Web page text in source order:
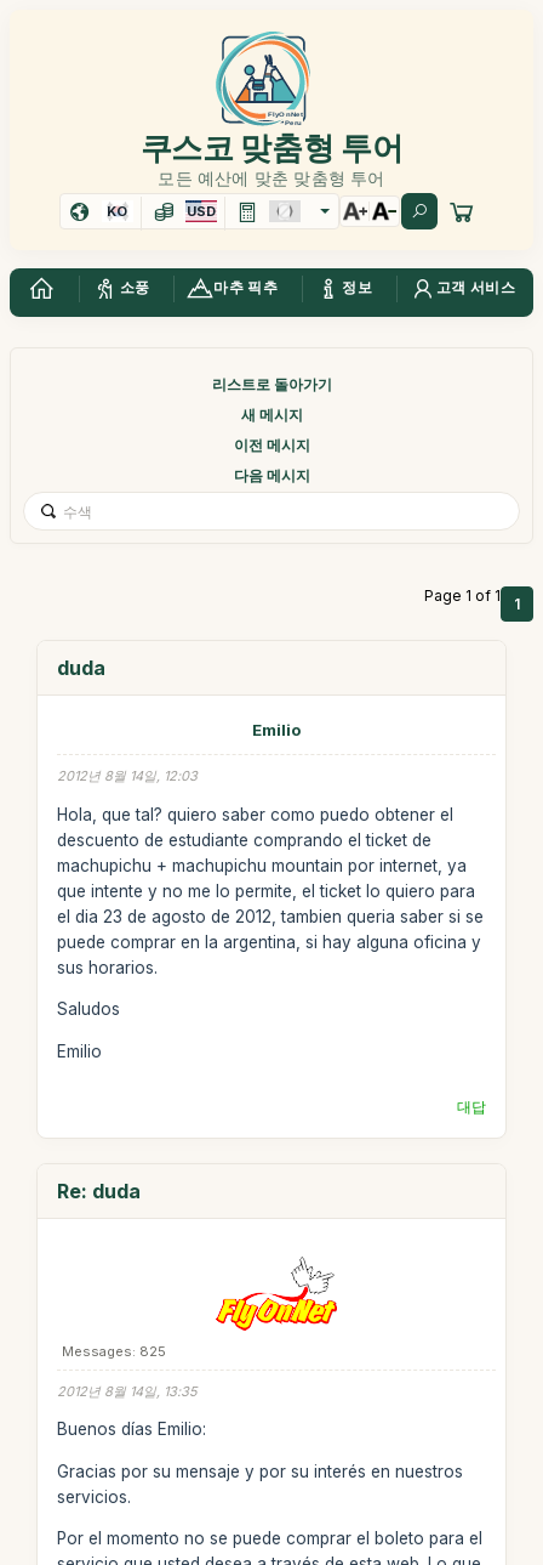
쿠스코 맞춤형 투어
모든 예산에 맞춘 맞춤형 투어
KO USD
소풍 마추 픽추 정보 고객 서비스
리스트로 돌아가기
새 메시지
이전 메시지
다음 메시지
Page 1 of 1 1
duda
Emilio
2012년 8월 14일, 12:03
Hola, que tal? quiero saber como puedo obtener el
descuento de estudiante comprando el ticket de
machupichu + machupichu mountain por internet, ya
que intente y no me lo permite, el ticket lo quiero para
el dia 23 de agosto de 2012, tambien queria saber si se
puede comprar en la argentina, si hay alguna oficina y
sus horarios.
Saludos
Emilio
대답
Re: duda
Messages: 825
2012년 8월 14일, 13:35
Buenos días Emilio:
Gracias por su mensaje y por su interés en nuestros
servicios.
Por el momento no se puede comprar el boleto para el